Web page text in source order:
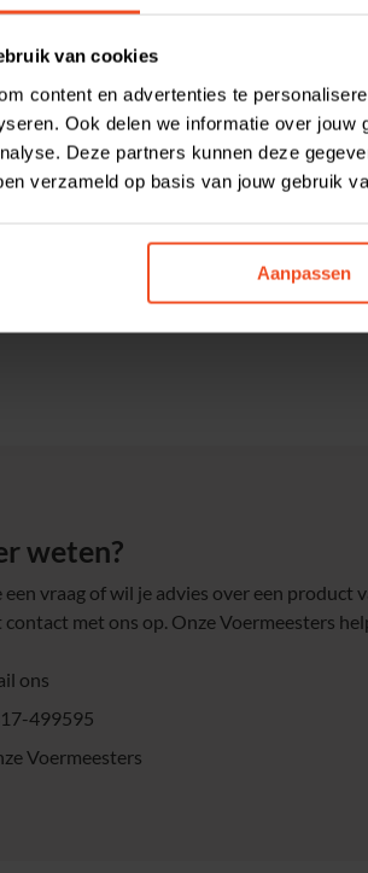
van cookies
content en advertenties te
Ook delen we informatie over
Deze partners kunnen deze
verzameld op basis van jouw gebruik
Aanpassen
20 kg. Daarnaast is Voermeesters
we contact met je op.
lijnzaad, havermoutpellets,
en andere
(m.u.v. Pets
weten?
een vraag of wil je advies over een product
contact met ons op. Onze Voermeesters
ons
499595
Voermeesters